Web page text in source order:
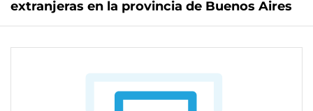
extranjeras en la provincia de Buenos Aires